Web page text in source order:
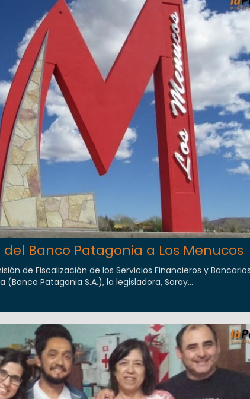
Banco Patagonia a Los Menucos
de Fiscalización de los Servicios Financieros y
Patagonia S.A.), la legisladora, Soray...